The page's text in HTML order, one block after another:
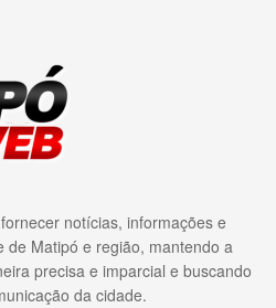
notícias, informações e
de Matipó e região, mantendo a
precisa e imparcial e buscando
da cidade.